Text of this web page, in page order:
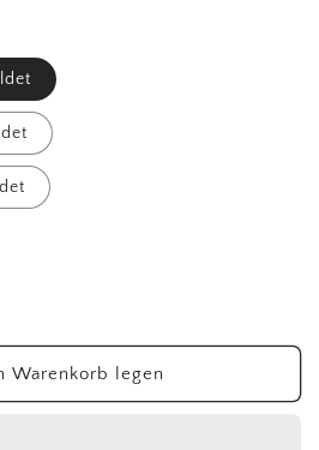
Warenkorb legen